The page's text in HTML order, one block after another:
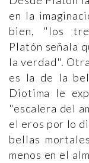
en la
bien, "los
Platón señala
la verdad".
es la de la
Diotima le
"escalera del
el eros por lo
bellas
menos en el